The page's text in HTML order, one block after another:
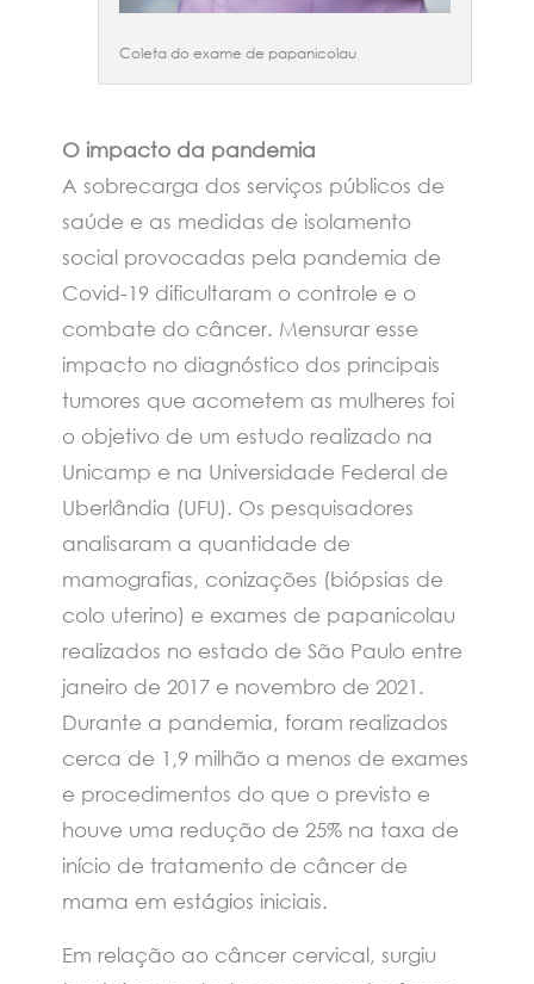
Coleta do exame de papanicolau
O impacto da pandemia
A sobrecarga dos serviços públicos de
saúde e as medidas de isolamento
social provocadas pela pandemia de
Covid-19 dificultaram o controle e o
combate do câncer. Mensurar esse
impacto no diagnóstico dos principais
tumores que acometem as mulheres foi
o objetivo de um estudo realizado na
Unicamp e na Universidade Federal de
Uberlândia (UFU). Os pesquisadores
analisaram a quantidade de
mamografias, conizações (biópsias de
colo uterino) e exames de papanicolau
realizados no estado de São Paulo entre
janeiro de 2017 e novembro de 2021.
Durante a pandemia, foram realizados
cerca de 1,9 milhão a menos de exames
e procedimentos do que o previsto e
houve uma redução de 25% na taxa de
início de tratamento de câncer de
mama em estágios iniciais.
Em relação ao câncer cervical, surgiu